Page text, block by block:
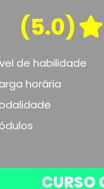
(5.0)
de habilidade
horária
CURSO